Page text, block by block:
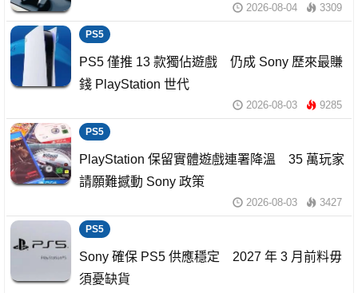
2026-08-04 3309
PS5
PS5 僅推 13 款獨佔遊戲 仍成 Sony 歷來最賺
錢 PlayStation 世代
2026-08-03 9285
PS5
PlayStation 保留實體遊戲連署降溫 35 萬玩家
請願難撼動 Sony 政策
2026-08-03 3427
PS5
Sony 確保 PS5 供應穩定 2027 年 3 月前料毋
須憂缺貨